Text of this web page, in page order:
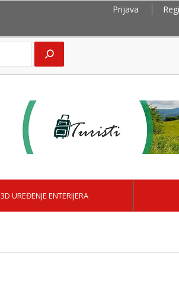
Prijava
3D UREĐENJE ENTERIJERA